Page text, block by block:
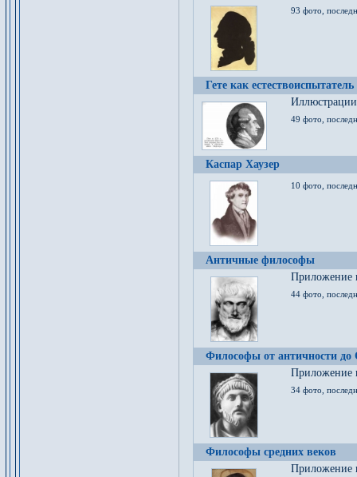
93 фото,
Гете как естествоиспытатель
49 фото,
Каспар Хаузер
10 фото,
Античные философы
Приложение
44 фото,
Философы от античности до
Приложение
34 фото,
Философы средних веков
Приложение